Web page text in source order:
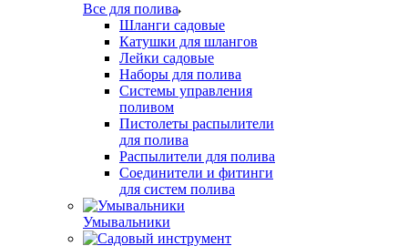
Все для полива
Шланги садовые
Катушки для шлангов
Лейки садовые
Наборы для полива
Системы управления
поливом
Пистолеты распылители
для полива
Распылители для полива
Соединители и фитинги
для систем полива
Умывальники